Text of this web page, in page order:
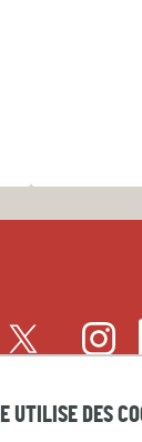
UTILISE DES
Twitter